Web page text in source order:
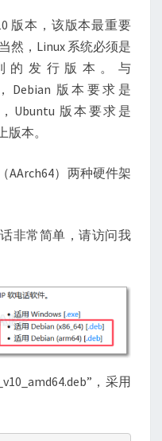
、
）
版本，该版本最重要
然，Linux 系统必须是
的发行版本。与
Debian 版本要求是
Ubuntu 版本要求是
版本。
AArch64）两种硬件架
非常简单，请访问我
，采用